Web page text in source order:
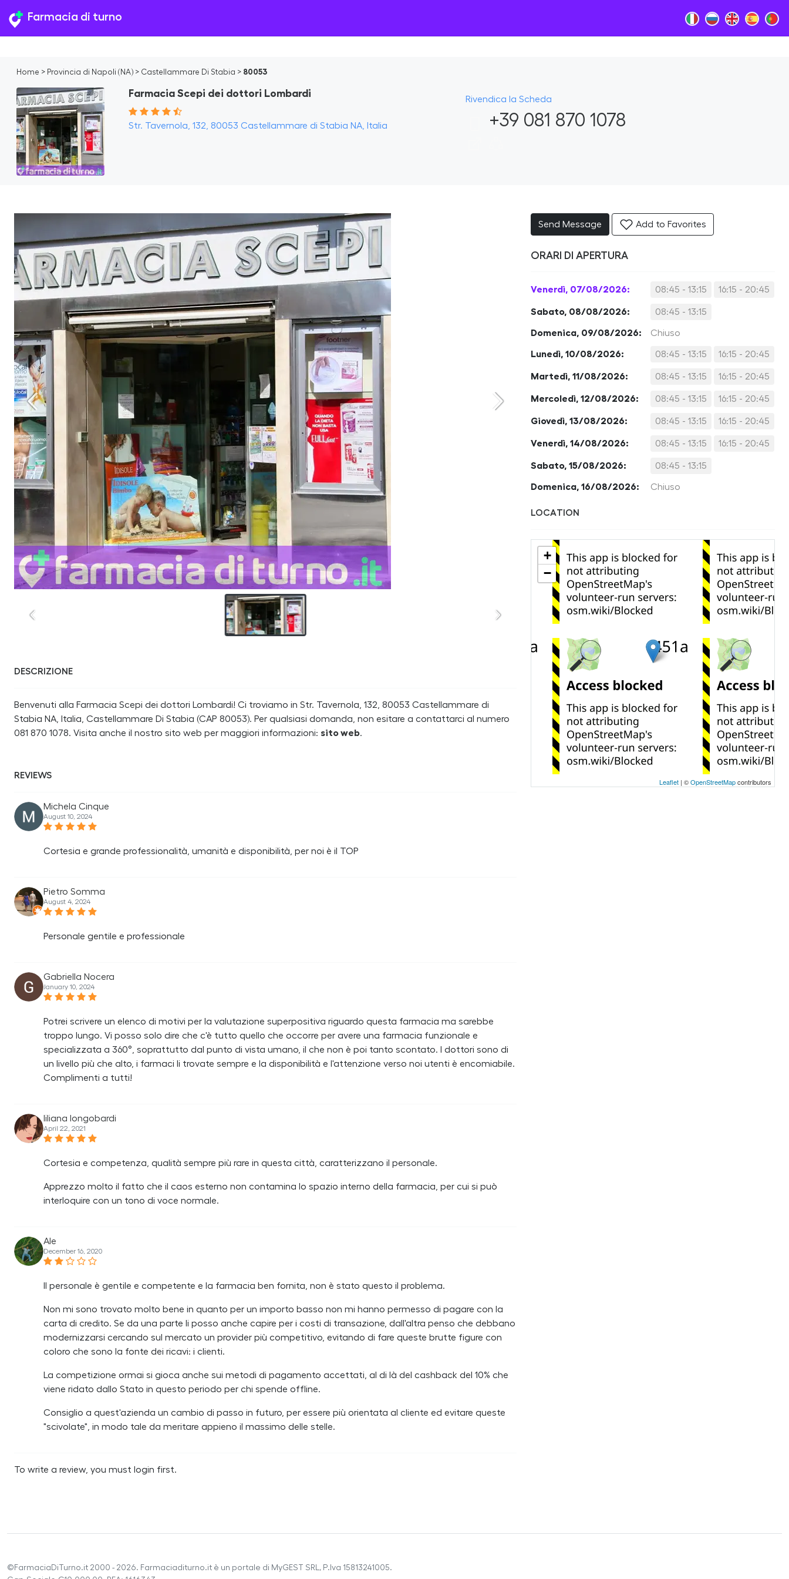
Farmacia di turno
Home > Provincia di Napoli (NA) > Castellammare Di Stabia > 80053
Farmacia Scepi dei dottori Lombardi
Str. Tavernola, 132, 80053 Castellammare di Stabia NA, Italia
Rivendica la Scheda
+39 081 870 1078
DESCRIZIONE
Benvenuti alla Farmacia Scepi dei dottori Lombardi! Ci troviamo in Str. Tavernola, 132, 80053 Castellammare di
Stabia NA, Italia, Castellammare Di Stabia (CAP 80053). Per qualsiasi domanda, non esitare a contattarci al numero
081 870 1078. Visita anche il nostro sito web per maggiori informazioni: sito web.
REVIEWS
Michela Cinque
August 10, 2024
Cortesia e grande professionalità, umanità e disponibilità, per noi è il TOP
Pietro Somma
August 4, 2024
Personale gentile e professionale
Gabriella Nocera
January 10, 2024
Potrei scrivere un elenco di motivi per la valutazione superpositiva riguardo questa farmacia ma sarebbe
troppo lungo. Vi posso solo dire che c'è tutto quello che occorre per avere una farmacia funzionale e
specializzata a 360°, soprattutto dal punto di vista umano, il che non è poi tanto scontato. I dottori sono di
un livello più che alto, i farmaci li trovate sempre e la disponibilità e l'attenzione verso noi utenti è encomiabile.
Complimenti a tutti!
liliana longobardi
April 22, 2021
Cortesia e competenza, qualità sempre più rare in questa città, caratterizzano il personale.
Apprezzo molto il fatto che il caos esterno non contamina lo spazio interno della farmacia, per cui si può
interloquire con un tono di voce normale.
Ale
December 16, 2020
Il personale è gentile e competente e la farmacia ben fornita, non è stato questo il problema.
Non mi sono trovato molto bene in quanto per un importo basso non mi hanno permesso di pagare con la
carta di credito. Se da una parte li posso anche capire per i costi di transazione, dall'altra penso che debbano
modernizzarsi cercando sul mercato un provider più competitivo, evitando di fare queste brutte figure con
coloro che sono la fonte dei ricavi: i clienti.
La competizione ormai si gioca anche sui metodi di pagamento accettati, al di là del cashback del 10% che
viene ridato dallo Stato in questo periodo per chi spende offline.
Consiglio a quest'azienda un cambio di passo in futuro, per essere più orientata al cliente ed evitare queste
"scivolate", in modo tale da meritare appieno il massimo delle stelle.
To write a review, you must login first.
Send Message Add to Favorites
ORARI DI APERTURA
Venerdì, 07/08/2026: 08:45 - 13:15 16:15 - 20:45
Sabato, 08/08/2026: 08:45 - 13:15
Domenica, 09/08/2026: Chiuso
Lunedì, 10/08/2026: 08:45 - 13:15 16:15 - 20:45
Martedì, 11/08/2026: 08:45 - 13:15 16:15 - 20:45
Mercoledì, 12/08/2026: 08:45 - 13:15 16:15 - 20:45
Giovedì, 13/08/2026: 08:45 - 13:15 16:15 - 20:45
Venerdì, 14/08/2026: 08:45 - 13:15 16:15 - 20:45
Sabato, 15/08/2026: 08:45 - 13:15
Domenica, 16/08/2026: Chiuso
LOCATION
+
−
Leaflet | ©OpenStreetMapcontributors
©FarmaciaDiTurno.it 2000 - 2026. Farmaciaditurno.it è un portale di MyGEST SRL, P.Iva 15813241005.